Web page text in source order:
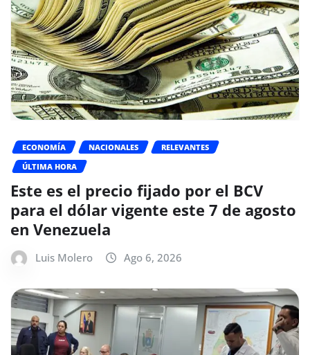
ECONOMÍA NACIONALES
RELEVANTES
ÚLTIMA HORA
Este es el precio fijado por el BCV
para el dólar vigente este 7 de agosto
en Venezuela
Luis Molero Ago 6, 2026